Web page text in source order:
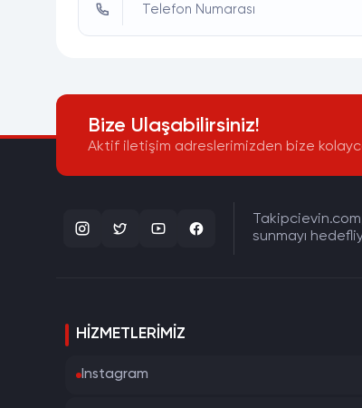
Telefon Numarası
Bize Ulaşabilirsiniz!
Aktif iletişim adreslerimizden bize
sunmayı
HIZMETLERIMIZ
Instagram